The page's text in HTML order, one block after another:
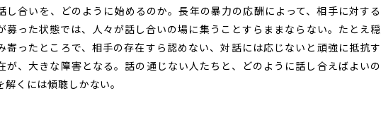
合いを、どのように始めるのか。長年の暴力の応酬によって、相手に対する
募った状態では、人々が話し合いの場に集うことすらままならない。たとえ穏
寄ったところで、相手の存在すら認めない、対話には応じないと頑強に抵抗す
が、大きな障害となる。話の通じない人たちと、どのように話し合えばよいの
くには傾聴しかない。